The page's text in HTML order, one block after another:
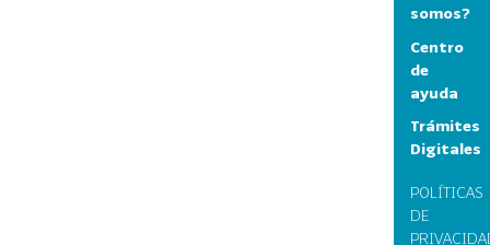
somos?
Centro
de
ayuda
Trámites
Digitales
POLÍTICAS
DE